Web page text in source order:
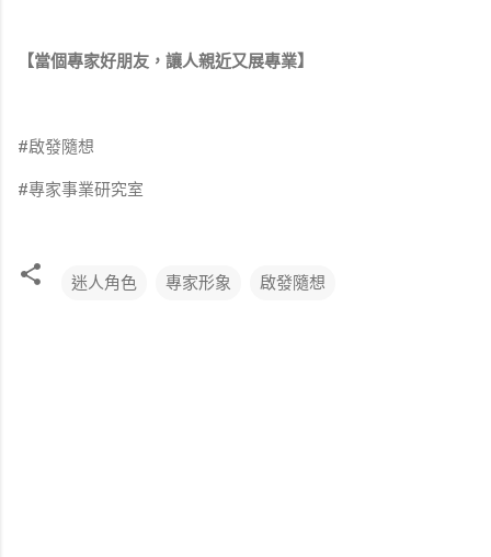
【當個專家好朋友，讓人親近又展專業】
#啟發隨想
#專家事業研究室
迷人角色 專家形象 啟發隨想